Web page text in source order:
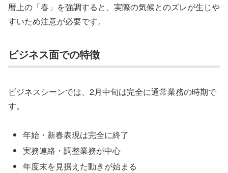
暦上の「春」を強調すると、実際の気候とのズレが生じや
すいため注意が必要です。
ビジネス面での特徴
ビジネスシーンでは、2月中旬は完全に通常業務の時期で
す。
年始・新春表現は完全に終了
実務連絡・調整業務が中心
年度末を見据えた動きが始まる